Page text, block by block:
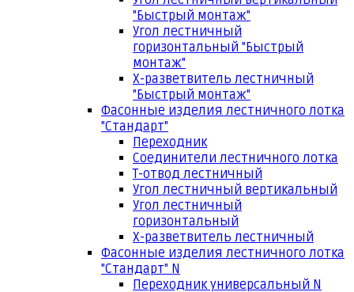
"Быстрый монтаж"
Угол лестничный
горизонтальный "Быстрый
монтаж"
Х-разветвитель лестничный
"Быстрый монтаж"
Фасонные изделия лестничного лотка
"Стандарт"
Переходник
Соединители лестничного лотка
Т-отвод лестничный
Угол лестничный вертикальный
Угол лестничный
горизонтальный
Х-разветвитель лестничный
Фасонные изделия лестничного лотка
"Стандарт" N
Переходник универсальный N